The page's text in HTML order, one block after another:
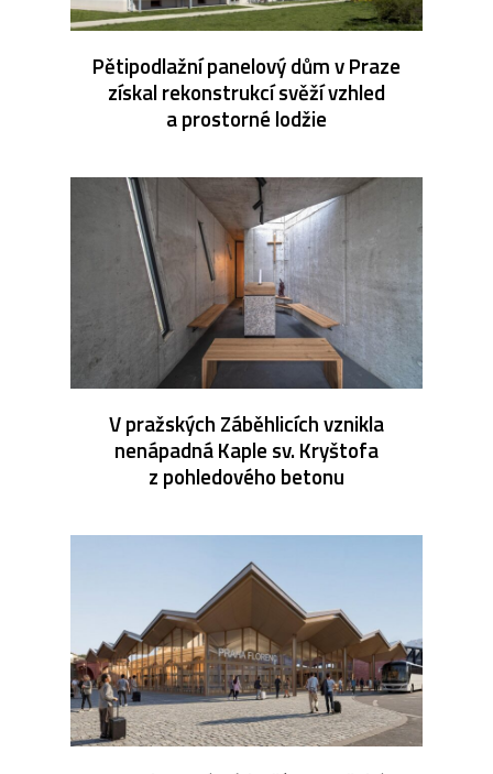
Pětipodlažní panelový dům v Praze
získal rekonstrukcí svěží vzhled
a prostorné lodžie
V pražských Záběhlicích vznikla
nenápadná Kaple sv. Kryštofa
z pohledového betonu